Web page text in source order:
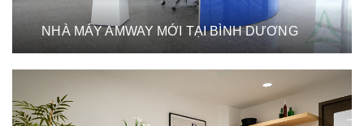
NHÀ MÁY AMWAY MỚI TẠI BÌNH DƯƠNG